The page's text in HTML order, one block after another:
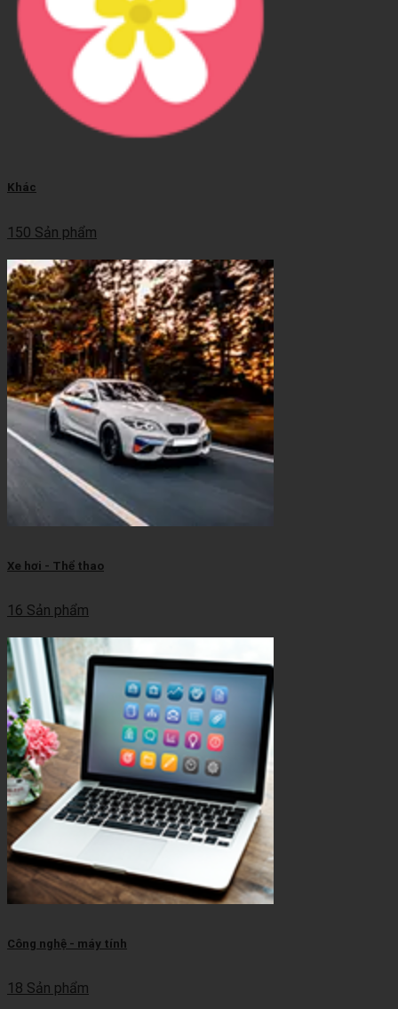
Khác
150 Sản phẩm
Xe hơi - Thể thao
16 Sản phẩm
Công nghệ - máy tính
18 Sản phẩm